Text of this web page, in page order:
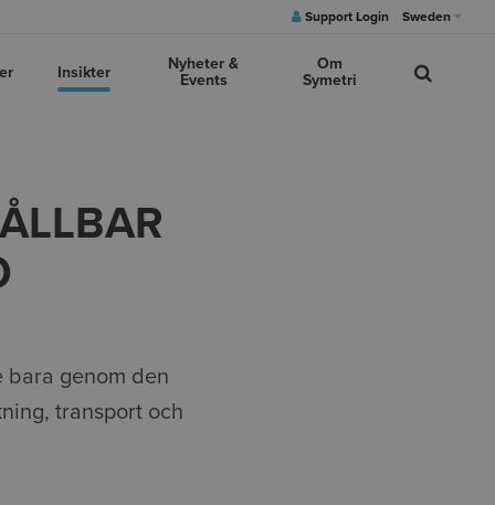
Support Login Sweden
Insikter
Nyheter &
Events
Om
Symetri
genom den
transport och